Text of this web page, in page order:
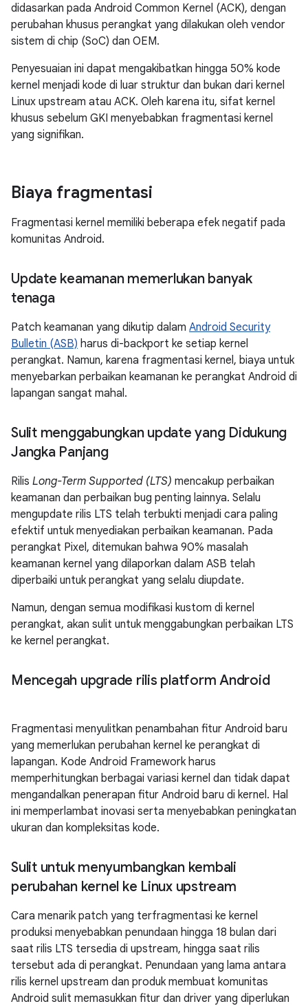
didasarkan pada Android Common Kernel (ACK), dengan
perubahan khusus perangkat yang dilakukan oleh vendor
sistem di chip (SoC) dan OEM.
Penyesuaian ini dapat mengakibatkan hingga 50% kode
kernel menjadi kode di luar struktur dan bukan dari kernel
Linux upstream atau ACK. Oleh karena itu, sifat kernel
khusus sebelum GKI menyebabkan fragmentasi kernel
yang signifikan.
Biaya fragmentasi
Fragmentasi kernel memiliki beberapa efek negatif pada
komunitas Android.
Update keamanan memerlukan banyak
tenaga
Patch keamanan yang dikutip dalam Android Security
Bulletin (ASB) harus di-backport ke setiap kernel
perangkat. Namun, karena fragmentasi kernel, biaya untuk
menyebarkan perbaikan keamanan ke perangkat Android di
lapangan sangat mahal.
Sulit menggabungkan update yang Didukung
Jangka Panjang
Rilis Long-Term Supported (LTS) mencakup perbaikan
keamanan dan perbaikan bug penting lainnya. Selalu
mengupdate rilis LTS telah terbukti menjadi cara paling
efektif untuk menyediakan perbaikan keamanan. Pada
perangkat Pixel, ditemukan bahwa 90% masalah
keamanan kernel yang dilaporkan dalam ASB telah
diperbaiki untuk perangkat yang selalu diupdate.
Namun, dengan semua modifikasi kustom di kernel
perangkat, akan sulit untuk menggabungkan perbaikan LTS
ke kernel perangkat.
Mencegah upgrade rilis platform Android
Fragmentasi menyulitkan penambahan fitur Android baru
yang memerlukan perubahan kernel ke perangkat di
lapangan. Kode Android Framework harus
memperhitungkan berbagai variasi kernel dan tidak dapat
mengandalkan penerapan fitur Android baru di kernel. Hal
ini memperlambat inovasi serta menyebabkan peningkatan
ukuran dan kompleksitas kode.
Sulit untuk menyumbangkan kembali
perubahan kernel ke Linux upstream
Cara menarik patch yang terfragmentasi ke kernel
produksi menyebabkan penundaan hingga 18 bulan dari
saat rilis LTS tersedia di upstream, hingga saat rilis
tersebut ada di perangkat. Penundaan yang lama antara
rilis kernel upstream dan produk membuat komunitas
Android sulit memasukkan fitur dan driver yang diperlukan